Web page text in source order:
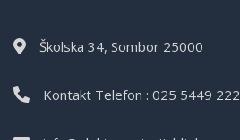
Školska 34, Sombor 25000
Kontakt Telefon : 025 5449 222